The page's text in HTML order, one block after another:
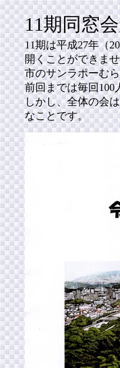
11期同窓
11期は平成27年（
開くことができま
市のサンラポーむ
前回までは毎回100
しかし、全体の会
なことです。